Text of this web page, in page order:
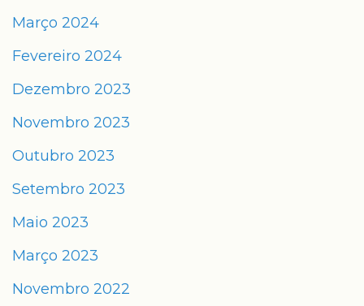
Março 2024
Fevereiro 2024
Dezembro 2023
Novembro 2023
Outubro 2023
Setembro 2023
Maio 2023
Março 2023
Novembro 2022